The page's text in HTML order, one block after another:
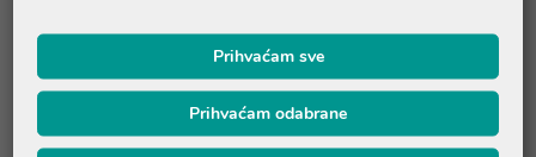
Dodaj u košaricu
Prihvaćam sve
Prihvaćam odabrane